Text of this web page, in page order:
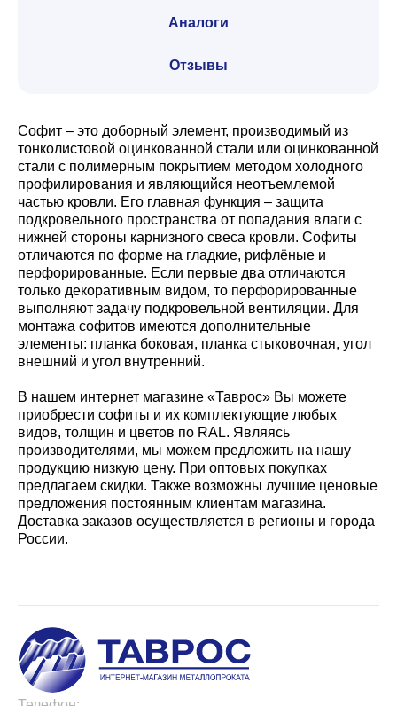
Аналоги
Отзывы
Софит – это доборный элемент, производимый из
тонколистовой оцинкованной стали или оцинкованной
стали с полимерным покрытием методом холодного
профилирования и являющийся неотъемлемой
частью кровли. Его главная функция – защита
подкровельного пространства от попадания влаги с
нижней стороны карнизного свеса кровли. Софиты
отличаются по форме на гладкие, рифлёные и
перфорированные. Если первые два отличаются
только декоративным видом, то перфорированные
выполняют задачу подкровельной вентиляции. Для
монтажа софитов имеются дополнительные
элементы: планка боковая, планка стыковочная, угол
внешний и угол внутренний.
В нашем интернет магазине «Таврос» Вы можете
приобрести софиты и их комплектующие любых
видов, толщин и цветов по RAL. Являясь
производителями, мы можем предложить на нашу
продукцию низкую цену. При оптовых покупках
предлагаем скидки. Также возможны лучшие ценовые
предложения постоянным клиентам магазина.
Доставка заказов осуществляется в регионы и города
России.